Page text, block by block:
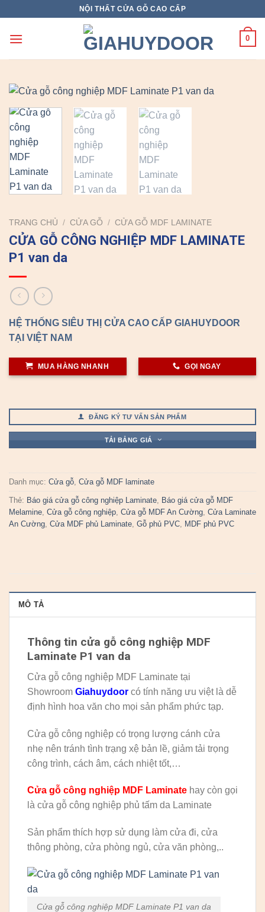
content
NỘI THẤT CỬA GỖ CAO CẤP
0
TRANG CHỦ / CỬA GỖ / CỬA GỖ MDF LAMINATE
CỬA GỖ CÔNG NGHIỆP MDF LAMINATE
P1 van da
HỆ THỐNG SIÊU THỊ CỬA CAO CẤP GIAHUYDOOR
TẠI VIỆT NAM
MUA HÀNG NHANH GỌI NGAY
ĐĂNG KÝ TƯ VẤN SẢN PHẨM
TẢI BẢNG GIÁ
Danh mục: Cửa gỗ, Cửa gỗ MDF laminate
Thẻ: Báo giá cửa gỗ công nghiệp Laminate, Báo giá cửa gỗ MDF
Melamine, Cửa gỗ công nghiệp, Cửa gỗ MDF An Cường, Cửa Laminate
An Cường, Cửa MDF phủ Laminate, Gỗ phủ PVC, MDF phủ PVC
MÔ TẢ
Thông tin cửa gỗ công nghiệp MDF
Laminate P1 van da
Cửa gỗ công nghiệp MDF Laminate tại
Showroom Giahuydoor có tính năng ưu việt là dễ
định hình hoa văn cho mọi sản phẩm phức tạp.
Cửa gỗ công nghiệp có trọng lượng cánh cửa
nhẹ nên tránh tình trạng xệ bản lề, giảm tải trọng
công trình, cách âm, cách nhiệt tốt,…
Cửa gỗ công nghiệp MDF Laminate hay còn gọi
là cửa gỗ công nghiệp phủ tấm da Laminate
Sản phẩm thích hợp sử dụng làm cửa đi, cửa
thông phòng, cửa phòng ngủ, cửa văn phòng,..
Cửa gỗ công nghiệp MDF Laminate P1 van da